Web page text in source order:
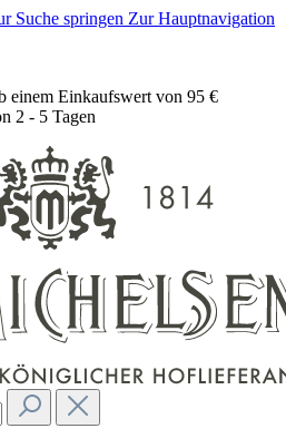
Suche springen Zur Hauptnavigation
einem Einkaufswert von 95 €
2 - 5 Tagen